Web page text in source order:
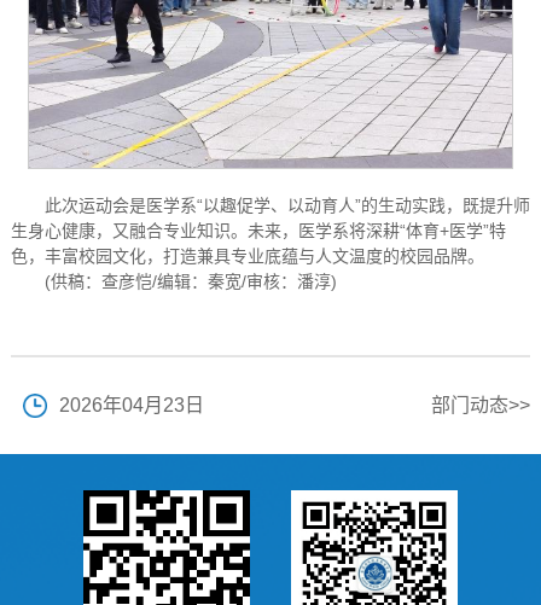
此次运动会是医学系“以趣促学、以动育人”的生动实践，既提升师
生身心健康，又融合专业知识。未来，医学系将深耕“体育+医学”特
色，丰富校园文化，打造兼具专业底蕴与人文温度的校园品牌。
(供稿：查彦恺/编辑：秦宽/审核：潘淳)
2026年04月23日 部门动态>>